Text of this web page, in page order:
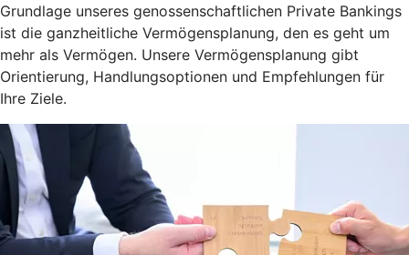
Grundlage unseres genossenschaftlichen Private Bankings
ist die ganzheitliche Vermögensplanung, den es geht um
mehr als Vermögen. Unsere Vermögensplanung gibt
Orientierung, Handlungsoptionen und Empfehlungen für
Ihre Ziele.